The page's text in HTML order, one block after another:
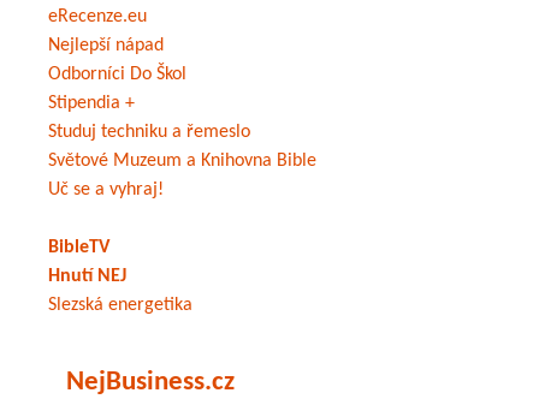
eRecenze.eu
Nejlepší nápad
Odborníci Do Škol
Stipendia +
Studuj techniku a řemeslo
Světové Muzeum a Knihovna Bible
Uč se a vyhraj!
BibleTV
Hnutí NEJ
Slezská energetika
NejBusiness.cz